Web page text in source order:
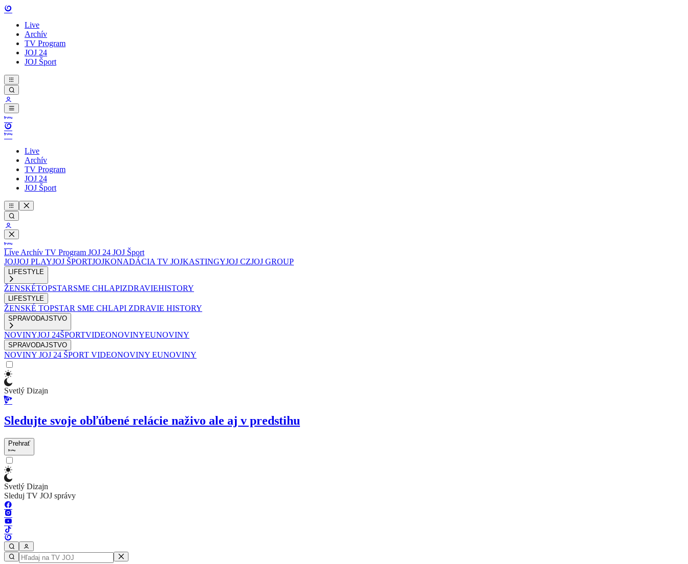
Live
Archív
TV Program
JOJ 24
JOJ Šport
Live
Archív
TV Program
JOJ 24
JOJ Šport
Live Archív TV Program JOJ 24 JOJ Šport
JOJJOJ PLAYJOJ ŠPORTJOJKONADÁCIA TV JOJKASTINGYJOJ CZJOJ GROUP
LIFESTYLE
ŽENSKÉTOPSTARSME CHLAPIZDRAVIEHISTORY
LIFESTYLE
ŽENSKÉ TOPSTAR SME CHLAPI ZDRAVIE HISTORY
SPRAVODAJSTVO
NOVINYJOJ 24ŠPORTVIDEONOVINYEUNOVINY
SPRAVODAJSTVO
NOVINY JOJ 24 ŠPORT VIDEONOVINY EUNOVINY
Svetlý Dizajn
Sledujte svoje obľúbené relácie naživo ale aj v predstihu
Prehrať
Svetlý Dizajn
Sleduj TV JOJ správy